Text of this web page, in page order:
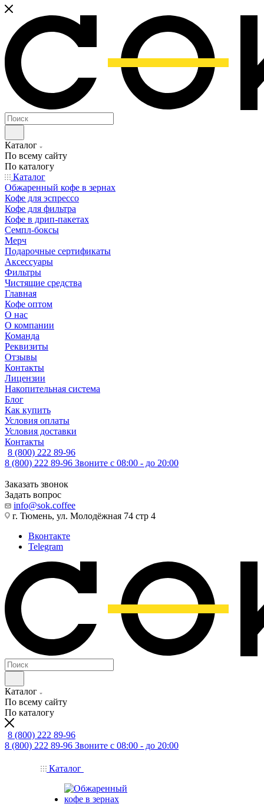
Каталог
По всему сайту
По каталогу
Каталог
Обжаренный кофе в зернах
Кофе для эспрессо
Кофе для фильтра
Кофе в дрип-пакетах
Семпл-боксы
Мерч
Подарочные сертификаты
Аксессуары
Фильтры
Чистящие средства
Главная
Кофе оптом
О нас
О компании
Команда
Реквизиты
Отзывы
Контакты
Лицензии
Накопительная система
Блог
Как купить
Условия оплаты
Условия доставки
Контакты
8 (800) 222 89-96
8 (800) 222 89-96 Звоните с 08:00 - до 20:00
Заказать звонок
Задать вопрос
info@sok.coffee
г. Тюмень, ул. Молодёжная 74 стр 4
Вконтакте
Telegram
Каталог
По всему сайту
По каталогу
8 (800) 222 89-96
8 (800) 222 89-96 Звоните с 08:00 - до 20:00
Каталог